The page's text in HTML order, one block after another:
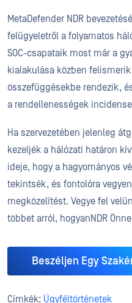
MetaDefender NDR
felügyeletről a folyamatos
SOC-csapataik most már a
kialakulása közben
összefüggésekbe rendezik,
a rendellenességek
Ha szervezetében jelenleg
kezeljék a hálózati határon
ideje, hogy a hagyományos
tekintsék, és fontolóra
megközelítést. Vegye fel
többet arról, hogyanNDR
Beszéljen Egy
Címkék: Ügyféltörténetek